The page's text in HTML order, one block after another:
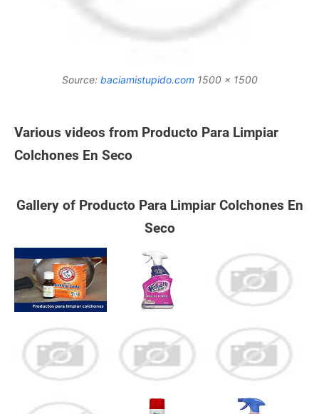
Source: baciamistupido.com1500 x 1500
Various videos from Producto Para Limpiar
Colchones En Seco
Gallery of Producto Para Limpiar Colchones En
Seco